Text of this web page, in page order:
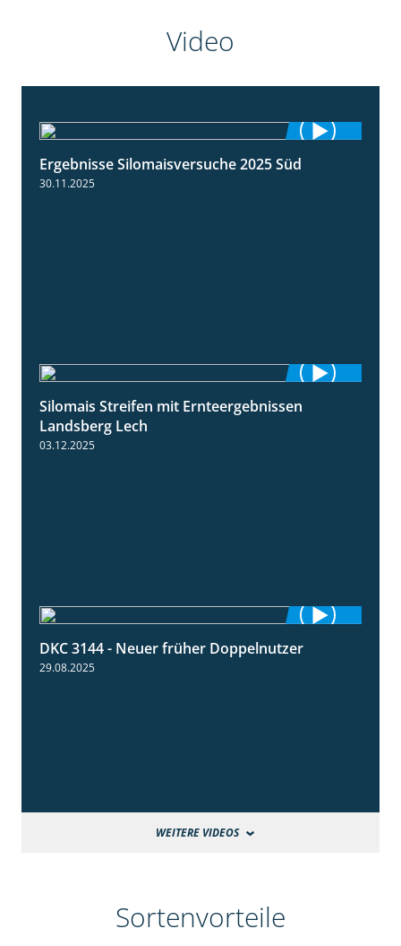
Video
Ergebnisse Silomaisversuche 2025 Süd
30.11.2025
11:01
Silomais Streifen mit Ernteergebnissen
Landsberg Lech
03.12.2025
DKC 3144 - Neuer früher Doppelnutzer
29.08.2025
WEITERE VIDEOS
Sortenvorteile